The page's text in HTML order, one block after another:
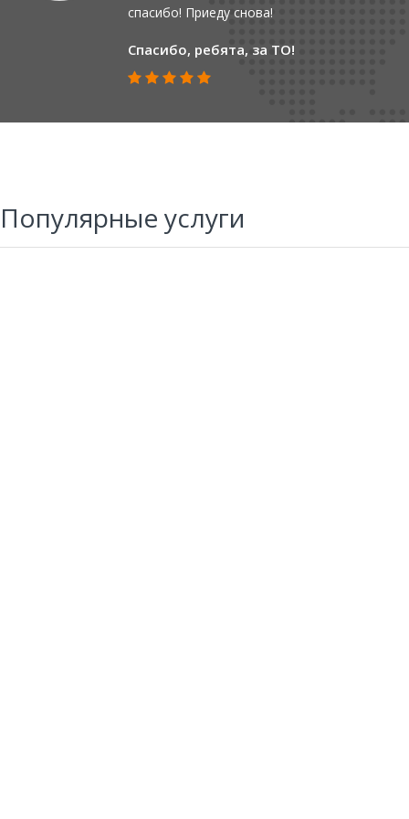
спасибо! Приеду снова!
Спасибо, ребята, за ТО!
Популярные услуги